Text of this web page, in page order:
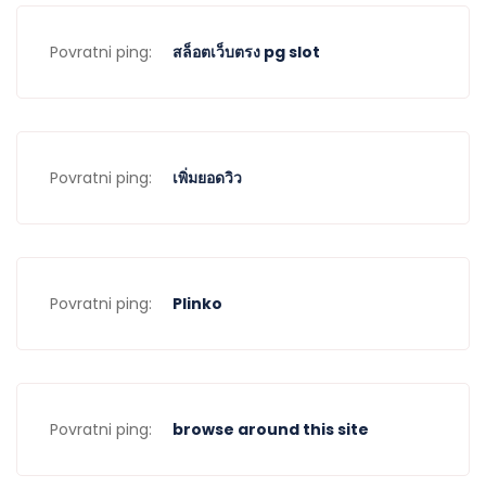
Povratni ping: สล็อตเว็บตรง pg slot
Povratni ping: เพิ่มยอดวิว
Povratni ping: Plinko
Povratni ping: browse around this site